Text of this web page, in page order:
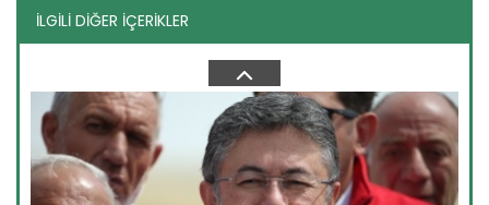
İLGİLİ DİĞER İÇERİKLER
Kırsalda bereket için ilk...
Kırsalda Bereket Küçükbaşa Destek Projesi kapsamında ilk...
Devamını Oku ->